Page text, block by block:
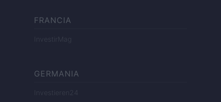
FRANCIA
InvestirMag
GERMANIA
Investieren24